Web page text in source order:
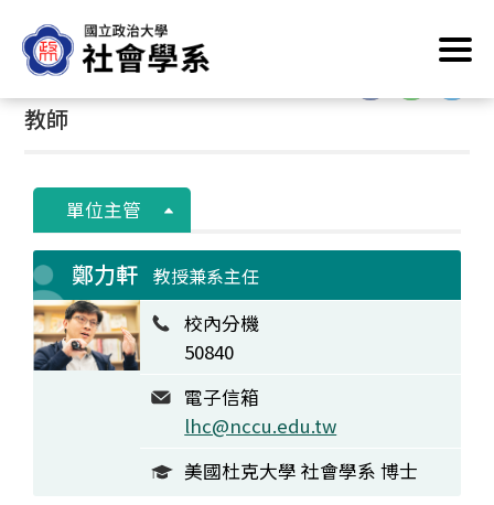
到
主
要
內
首頁 /系所成員/教師
教師
單位主管
鄭力軒 教授兼系主任
校內分機
50840
電子信箱
lhc@nccu.edu.tw
美國杜克大學 社會學系 博士